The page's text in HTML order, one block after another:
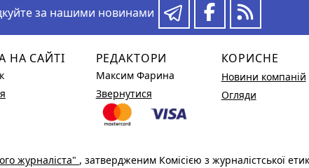
за нашими новинами
НА САЙТІ РЕДАКТОРИ
Максим Фарина
Звернутися
КОРИСНЕ
Новини компаній
Огляди
журналіста" , затвердженим Комісією з журналістської